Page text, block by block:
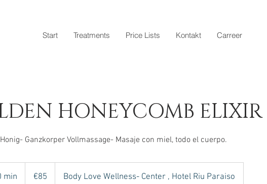
Start Treatments Price Lists Kontakt Carreer
HONEYCOMB ELIXIR
Honig- Ganzkorper Vollmassage- Masaje con miel, todo el cuerpo.
min €85 Body Love Wellness- Center , Hotel Riu Paraiso